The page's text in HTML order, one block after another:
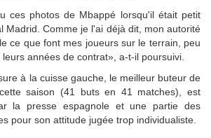
ces photos de Mbappé lorsqu'il était petit
Madrid. Comme je l'ai déjà dit, mon autorité
ce que font mes joueurs sur le terrain, peu
années de contrat», a-t-il poursuivi.
à la cuisse gauche, le meilleur buteur de
saison (41 buts en 41 matches), est
la presse espagnole et une partie des
pour son attitude jugée trop individualiste.